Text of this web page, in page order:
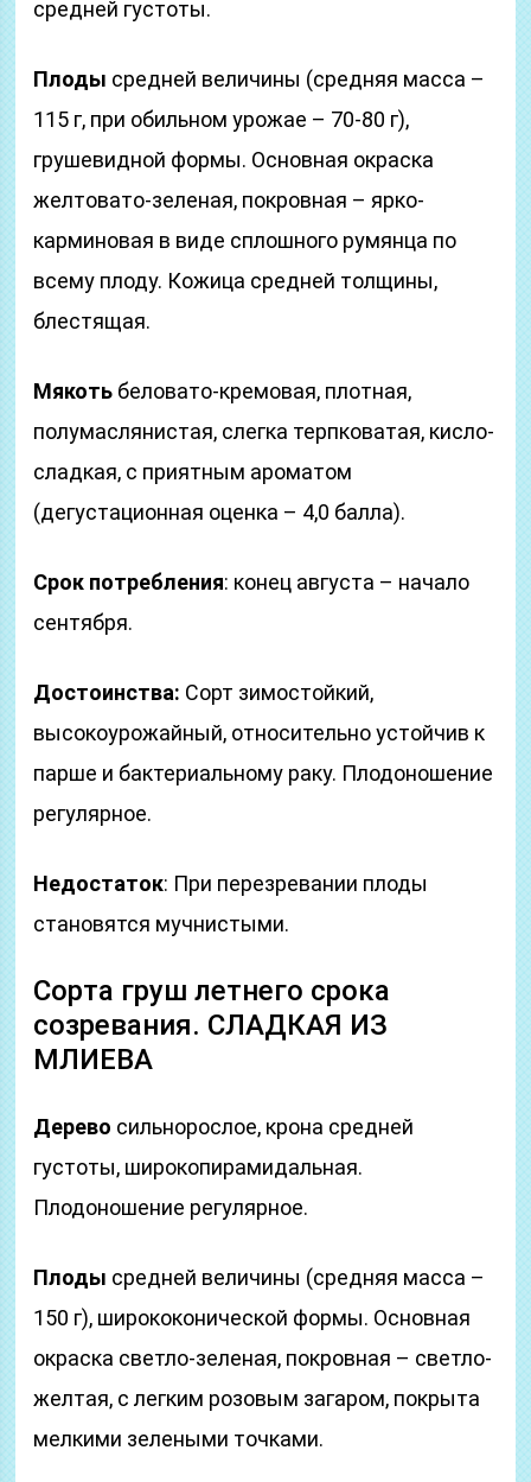
средней густоты.
Плоды средней величины (средняя масса –
115 г, при обильном урожае – 70-80 г),
грушевидной формы. Основная окраска
желтовато-зеленая, покровная – ярко-
карминовая в виде сплошного румянца по
всему плоду. Кожица средней толщины,
блестящая.
Мякоть беловато-кремовая, плотная,
полумаслянистая, слегка терпковатая, кисло-
сладкая, с приятным ароматом
(дегустационная оценка – 4,0 балла).
Срок потребления: конец августа – начало
сентября.
Достоинства: Сорт зимостойкий,
высокоурожайный, относительно устойчив к
парше и бактериальному раку. Плодоношение
регулярное.
Недостаток: При перезревании плоды
становятся мучнистыми.
Сорта груш летнего срока
созревания. СЛАДКАЯ ИЗ
МЛИЕВА
Дерево сильнорослое, крона средней
густоты, широкопирамидальная.
Плодоношение регулярное.
Плоды средней величины (средняя масса –
150 г), ширококонической формы. Основная
окраска светло-зеленая, покровная – светло-
желтая, с легким розовым загаром, покрыта
мелкими зелеными точками.